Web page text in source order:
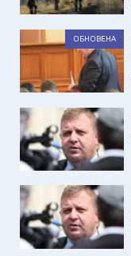
ОБНОВЕНА